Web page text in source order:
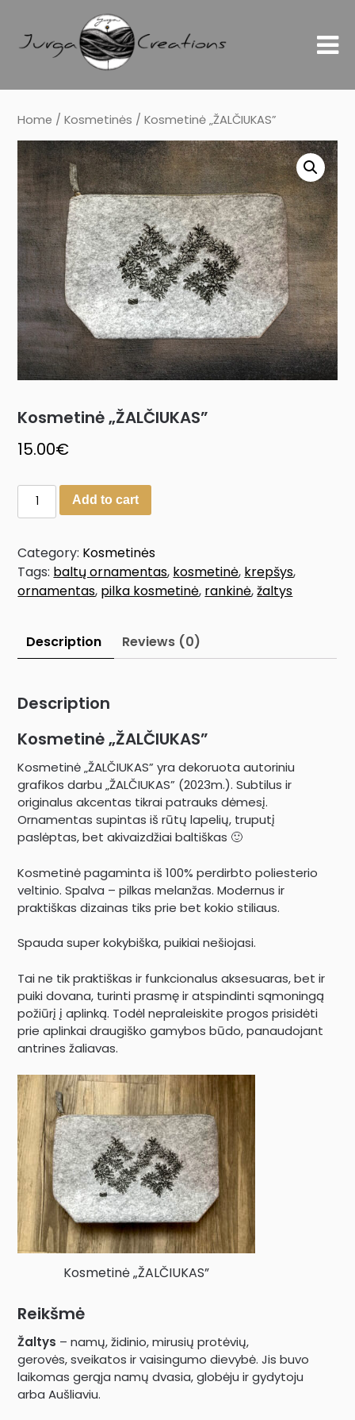
Home /Kosmetinės / Kosmetinė „ŽALČIUKAS”
Kosmetinė „ŽALČIUKAS”
15.00€
Add to cart
Category: Kosmetinės
Tags: baltų ornamentas, kosmetinė, krepšys,
ornamentas, pilka kosmetinė, rankinė,žaltys
Description Reviews (0)
Description
Kosmetinė „ŽALČIUKAS”
Kosmetinė „ŽALČIUKAS” yra dekoruota autoriniu
grafikos darbu „ŽALČIUKAS” (2023m.). Subtilus ir
originalus akcentas tikrai patrauks dėmesį.
Ornamentas supintas iš rūtų lapelių, truputį
paslėptas, bet akivaizdžiai baltiškas 🙂
Kosmetinė pagaminta iš 100% perdirbto poliesterio
veltinio. Spalva – pilkas melanžas. Modernus ir
praktiškas dizainas tiks prie bet kokio stiliaus.
Spauda super kokybiška, puikiai nešiojasi.
Tai ne tik praktiškas ir funkcionalus aksesuaras, bet ir
puiki dovana, turinti prasmę ir atspindinti sąmoningą
požiūrį į aplinką. Todėl nepraleiskite progos prisidėti
prie aplinkai draugiško gamybos būdo, panaudojant
antrines žaliavas.
Kosmetinė „ŽALČIUKAS”
Reikšmė
Žaltys – namų, židinio, mirusių protėvių,
gerovės, sveikatos ir vaisingumo dievybė. Jis buvo
laikomas gerąja namų dvasia, globėju ir gydytoju
arba Aušliaviu.